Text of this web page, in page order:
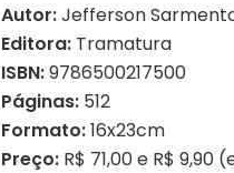
Autor:Jefferson
Editora: Tramatura
ISBN:9786500217500
Páginas: 512
Formato:16x23cm
Preço: R$ 71,00 e R$ 9,90